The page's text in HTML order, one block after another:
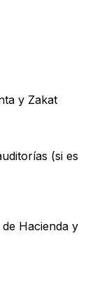
y Zakat
(si es
Hacienda y